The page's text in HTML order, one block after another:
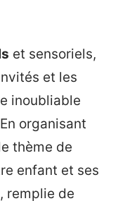
et sensoriels,
et les
inoubliable
organisant
thème de
enfant et ses
remplie de